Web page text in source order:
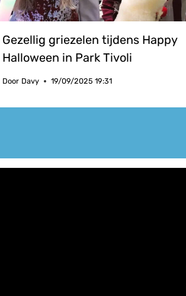
Gezellig griezelen tijdens Happy
Halloween in Park Tivoli
Door Davy 19/09/2025 19:31